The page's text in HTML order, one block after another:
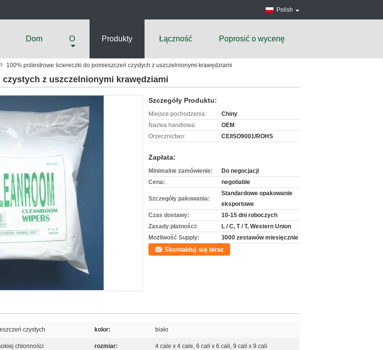
Polish
Dom O Produkty Łączność Poprosić o wycenę
100% poliestrowe ściereczki do pomieszczeń czystych z uszczelnionymi krawędziami
z uszczelnionymi krawędziami
Szczegóły Produktu:
Miejsce pochodzenia:
Chiny
Nazwa handlowa:
OEM
Orzecznictwo:
CE/ISO9001/ROHS
Zapłata:
Minimalne zamówienie:
Do negocjacji
Cena:
negotiable
Szczegóły pakowania:
Standardowe opakowanie
eksportowe
Czas dostawy:
10-15 dni roboczych
Zasady płatności:
L / C, T / T, Western Union
Możliwość Supply:
3000 zestawów miesięcznie
Skontaktuj się teraz
czystych kolor: biało
chłonności rozmiar: 4 cale x 4 cale, 6 cali x 6 cali, 9 cali x 9 cali